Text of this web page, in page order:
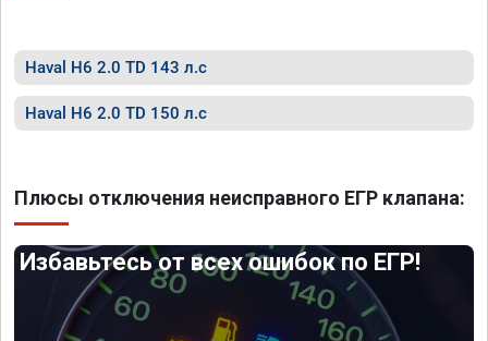
Haval H6 2.0 TD 143 л.с
Haval H6 2.0 TD 150 л.с
Плюсы отключения неисправного ЕГР клапана:
Избавьтесь от всех ошибок по ЕГР!